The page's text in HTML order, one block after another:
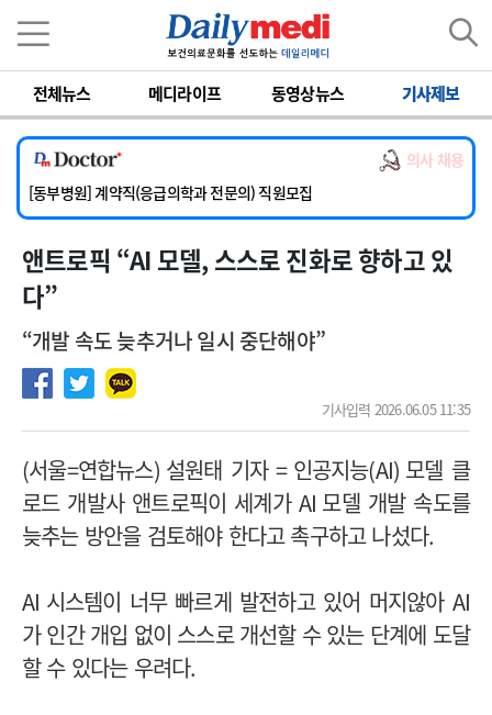
전체뉴스 메디라이프 동영상뉴스 기사제보
의사 채용
[서울아산병원] 2026년 하반기 인턴 모집
[영남대학교의료원] 마취통증의학과 임기제 임상의사 채용
[충남대학교병원] 소아청소년과(소아응급전담) 계약직 의사 공개채용
[동부병원] 계약직(응급의학과 전문의) 직원모집
[이대목동병원] 하반기 전공의(레지던트1년차) 모집
[서울아산병원] 2026년 하반기 인턴 모집
[영남대학교의료원] 마취통증의학과 임기제 임상의사 채용
앤트로픽 “AI 모델, 스스로 진화로 향하고 있
다”
“개발 속도 늦추거나 일시 중단해야”
기사입력 2026.06.05 11:35
(서울=연합뉴스) 설원태 기자= 인공지능(AI) 모델 클
로드 개발사 앤트로픽이 세계가 AI 모델 개발 속도를
늦추는 방안을 검토해야 한다고 촉구하고 나섰다.
AI 시스템이 너무 빠르게 발전하고 있어 머지않아 AI
가 인간 개입 없이 스스로 개선할 수 있는 단계에 도달
할 수 있다는 우려다.